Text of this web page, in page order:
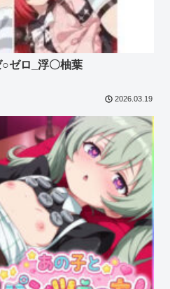
ゼロ_浮〇柚葉
2026.03.19